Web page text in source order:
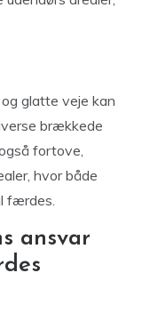
glatte veje kan
brækkede
fortove,
hvor både
færdes.
ansvar